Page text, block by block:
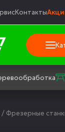
Контакты
/ Фрезерные